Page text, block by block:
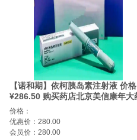
【诺和期】依柯胰岛素注射液 价格
¥286.50 购买药店北京美信康年大
房 适应症用于治疗成人2型糖尿病。
价格：
优惠价：280.00
会员价：280.00